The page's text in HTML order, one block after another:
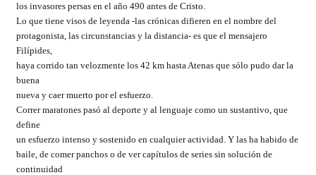
los invasores persas en el año 490 antes de Cristo.
Lo que tiene visos de leyenda -las crónicas difieren en el nombre del
protagonista, las circunstancias y la distancia- es que el mensajero
Filípides,
haya corrido tan velozmente los 42 km hasta Atenas que sólo pudo dar la
buena
nueva y caer muerto por el esfuerzo.
Correr maratones pasó al deporte y al lenguaje como un sustantivo, que
define
un esfuerzo intenso y sostenido en cualquier actividad. Y las ha habido de
baile, de comer panchos o de ver capítulos de series sin solución de
continuidad